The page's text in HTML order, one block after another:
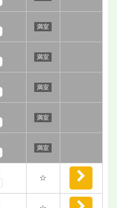
満室
満室
満室
満室
満室
☆